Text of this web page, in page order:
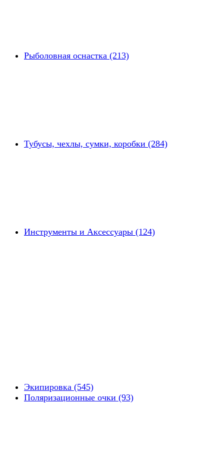
Рыболовная оснастка (213)
Тубусы, чехлы, сумки, коробки (284)
Инструменты и Аксессуары (124)
Экипировка (545)
Поляризационные очки (93)